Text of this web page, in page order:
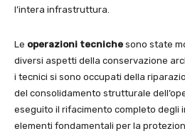
l’intera infrastruttura.
Le operazioni tecniche sono state
diversi aspetti della conservazione
i tecnici si sono occupati della
del consolidamento strutturale
eseguito il rifacimento completo degli
elementi fondamentali per la